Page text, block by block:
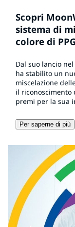
Scopri
sistema di
colore di PPG
Dal suo lancio
ha stabilito un
miscelazione
il
premi per la sua
Per saperne di più